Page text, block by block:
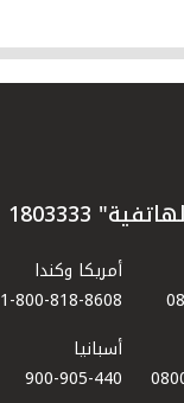
أمريكا وكندا
1-800-818-8608
أسبانيا
900-905-440